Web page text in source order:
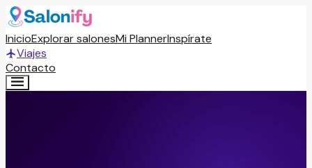
InicioExplorar salonesMi PlannerInspírate
Viajes
Contacto